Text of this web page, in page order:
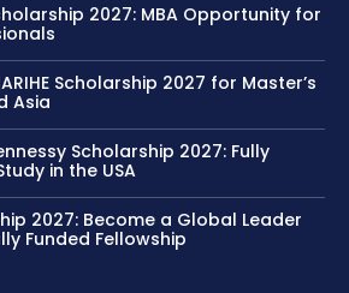
2027: MBA Opportunity for
Scholarship 2027 for Master’s
Asia
Scholarship 2027: Fully
in the USA
2027: Become a Global Leader
Funded Fellowship